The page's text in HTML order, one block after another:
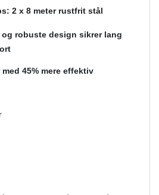
x 8 meter rustfrit stål
robuste design sikrer lang
45% mere effektiv